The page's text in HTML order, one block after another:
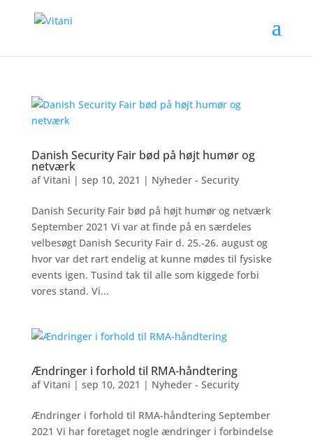
Danish Security Fair bød på højt humør og
netværk
afVitani | sep 10, 2021 | Nyheder - Security
Danish Security Fair bød på højt humør og netværk
September 2021 Vi var at finde på en særdeles
velbesøgt Danish Security Fair d. 25.-26. august og
hvor var det rart endelig at kunne mødes til fysiske
events igen. Tusind tak til alle som kiggede forbi
vores stand. Vi...
Ændringer i forhold til RMA-håndtering
afVitani | sep 10, 2021 | Nyheder - Security
Ændringer i forhold til RMA-håndtering September
2021 Vi har foretaget nogle ændringer i forbindelse